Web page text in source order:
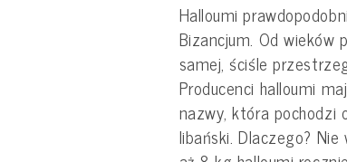
Halloumi
Bizancjum. Od wieków
samej, ściśle
Producenci halloumi
nazwy, która pochodzi
libański. Dlaczego?